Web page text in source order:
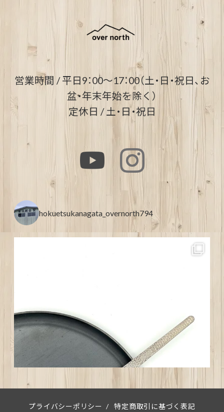
営業時間 / 平日9：00～17：00（土・日・祝日、お
盆・年末年始を除く）
定休日 / 土・日・祝日
hokuetsukanagata_overnorth794
プライバシーポリシー / 特定商取引に基づく表記